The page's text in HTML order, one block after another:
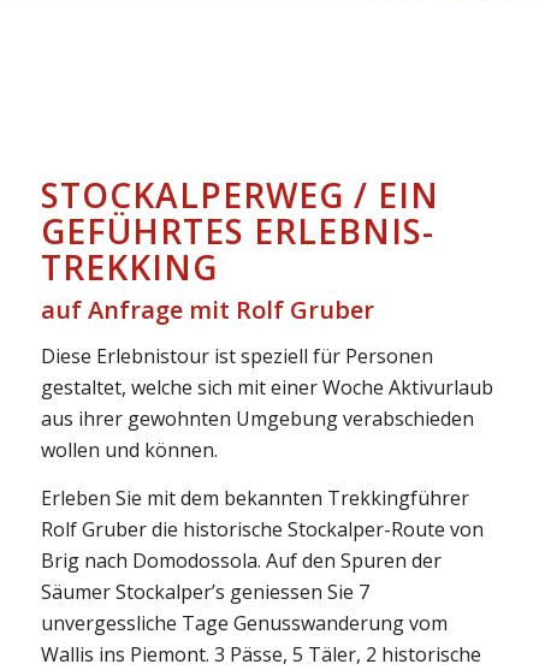
STOCKALPERWEG / EIN
GEFÜHRTES ERLEBNIS-
TREKKING
auf Anfrage mit Rolf Gruber
Diese Erlebnistour ist speziell für Personen
gestaltet, welche sich mit einer Woche Aktivurlaub
aus ihrer gewohnten Umgebung verabschieden
wollen und können.
Erleben Sie mit dem bekannten Trekkingführer
Rolf Gruber die historische Stockalper-Route von
Brig nach Domodossola. Auf den Spuren der
Säumer Stockalper’s geniessen Sie 7
unvergessliche Tage Genusswanderung vom
Wallis ins Piemont. 3 Pässe, 5 Täler, 2 historische